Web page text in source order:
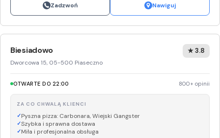
Zadzwoń Nawiguj
Biesiadowo
Dworcowa 15, 05-500 Piaseczno
★ 3.8
OTWARTE DO 22:00 800+ opinii
ZA CO CHWALĄ KLIENCI
Pyszna pizza: Carbonara, Wiejski Gangster
Szybka i sprawna dostawa
Miła i profesjonalna obsługa